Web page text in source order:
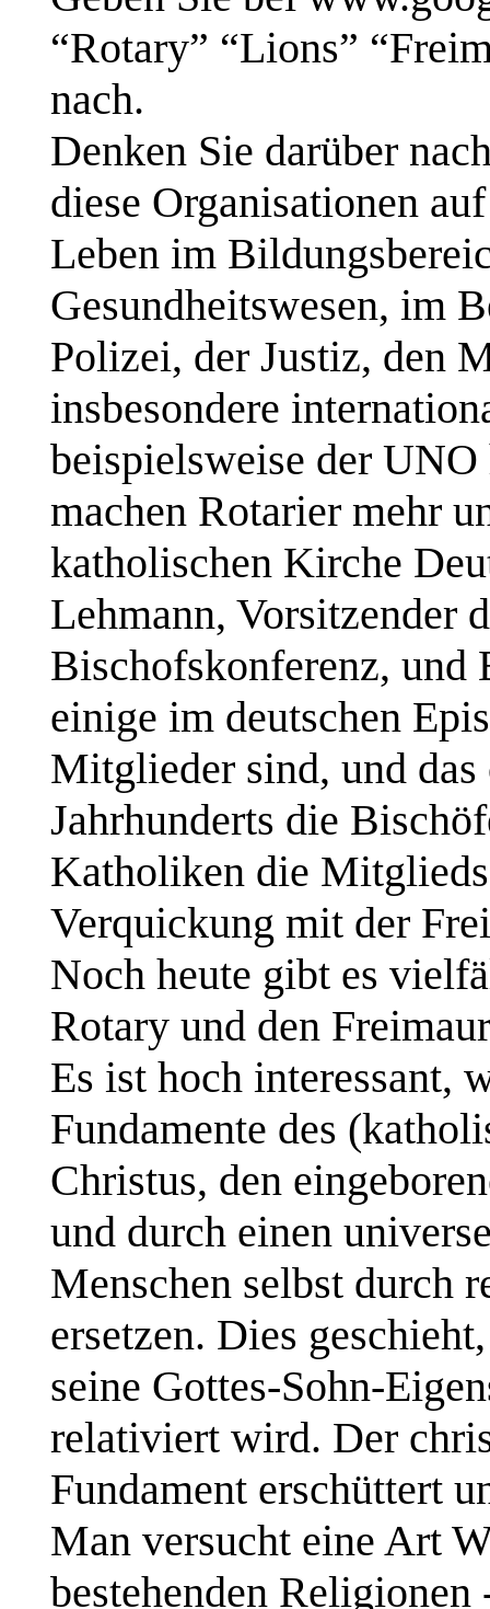
“Rotary” “Lions”
nach.
Denken Sie darüber
diese Organisationen
Leben im
Gesundheitswesen, im
Polizei, der Justiz, den
insbesondere
beispielsweise der
machen Rotarier mehr
katholischen Kirche
Lehmann, Vorsitzender
Bischofskonferenz, und
einige im deutschen
Mitglieder sind, und
Jahrhunderts die
Katholiken die
Verquickung mit der
Noch heute gibt es
Rotary und den
Es ist hoch interessant,
Fundamente des
Christus, den
und durch einen
Menschen selbst durch
ersetzen. Dies
seine Gottes-Sohn-
relativiert wird. Der
Fundament erschüttert
Man versucht eine Art
bestehenden Religionen